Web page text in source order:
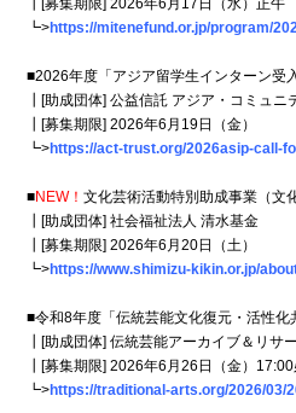
┃[募集期限] 2026年6月17日（水）正午
┗>https://mitenefund.or.jp/program/
■2026年度「アジア留学生インターン受
┃[助成団体] 公益信託 アジア・コミュニ
┃[募集期限] 2026年6月19日（金）
┗>https://act-trust.org/2026asip-call-
■NEW！文化芸術活動特別助成事業（文
┃[助成団体] 社会福祉法人 清水基金
┃[募集期限] 2026年6月20日（土）
┗>https://www.shimizu-kikin.or.jp/
■令和8年度「伝統芸能文化復元・活性化
┃[助成団体] 伝統芸能アーカイブ＆リサ
┃[募集期限] 2026年6月26日（金）
┗>https://traditional-arts.org/2026/03/